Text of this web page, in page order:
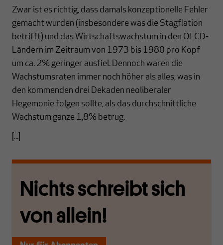
Zwar ist es richtig, dass damals konzeptionelle Fehler
gemacht wurden (insbesondere was die Stagflation
betrifft) und das Wirtschaftswachstum in den OECD-
Ländern im Zeitraum von 1973 bis 1980 pro Kopf
um ca. 2% geringer ausfiel. Dennoch waren die
Wachstumsraten immer noch höher als alles, was in
den kommenden drei Dekaden neoliberaler
Hegemonie folgen sollte, als das durchschnittliche
Wachstum ganze 1,8% betrug.
[...]
Nichts schreibt sich
von allein!